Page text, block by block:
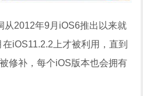
从2012年9月iOS6推出以来就
iOS11.2.2上才被利用，直到
修补，每个iOS版本也会拥有